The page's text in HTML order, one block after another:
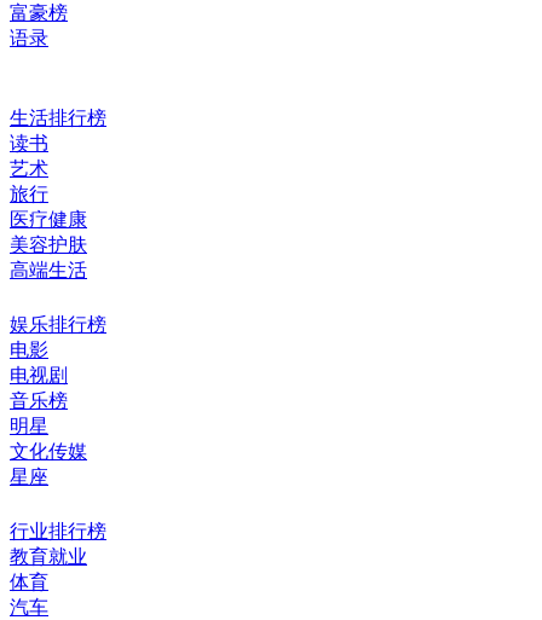
富豪榜
语录
生活排行榜
读书
艺术
旅行
医疗健康
美容护肤
高端生活
娱乐排行榜
电影
电视剧
音乐榜
明星
文化传媒
星座
行业排行榜
教育就业
体育
汽车